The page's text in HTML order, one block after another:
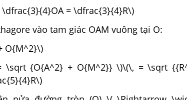
= \dfrac{3}{4}R\)
vào tam giác OAM vuông tại O:
O{M^2}\)
\sqrt {O{A^2} + O{M^2}} \)\(\, = \sqrt